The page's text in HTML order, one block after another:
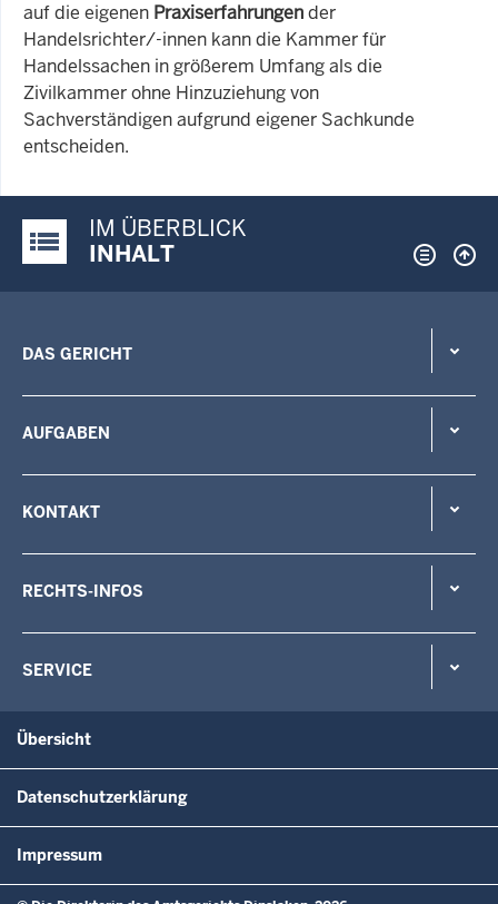
auf die eigenen Praxiserfahrungender
Handelsrichter/-innen kann die Kammer für
Handelssachen in größerem Umfang als die
Zivilkammer ohne Hinzuziehung von
Sachverständigen aufgrund eigener Sachkunde
entscheiden.
Justiz-Portal im Überblick:
IM ÜBERBLICK
INHALT
DAS GERICHT
AUFGABEN
KONTAKT
RECHTS-INFOS
SERVICE
Übersicht
Datenschutzerklärung
Impressum